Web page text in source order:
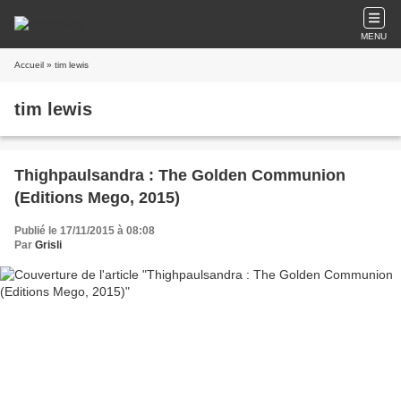
MENU
Accueil » tim lewis
tim lewis
Thighpaulsandra : The Golden Communion
(Editions Mego, 2015)
Publié le 17/11/2015 à 08:08
Par Grisli